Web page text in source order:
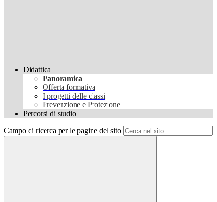
Didattica
Panoramica
Offerta formativa
I progetti delle classi
Prevenzione e Protezione
Percorsi di studio
Campo di ricerca per le pagine del sito